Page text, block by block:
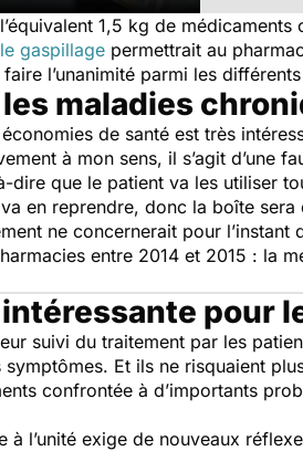
1,5 kg de
gaspillage permettrait au
l’unanimité parmi les
maladies
de santé est très
à mon sens, il s’agit d’une
dire que le patient va les utiliser
en reprendre, donc la boîte
ne concernerait pour
entre 2014 et 2015 : la
pour
suivi du traitement par les
symptômes. Et ils ne risquaient
confrontée à d’importants
à l’unité exige de nouveaux